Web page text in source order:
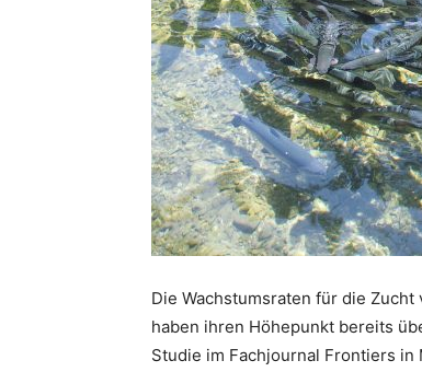
Die Wachstumsraten für die
haben ihren Höhepunkt bereits
Studie im Fachjournal Frontiers